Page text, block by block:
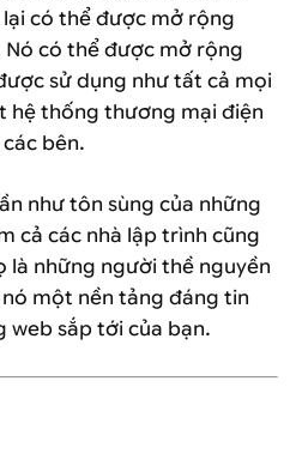
có thể được mở rộng
có thể được mở rộng
sử dụng như tất cả mọi
hệ thống thương mại điện
bên.
như tôn sùng của những
cả các nhà lập trình cũng
là những người thề nguyền
một nền tảng đáng tin
web sắp tới của bạn.